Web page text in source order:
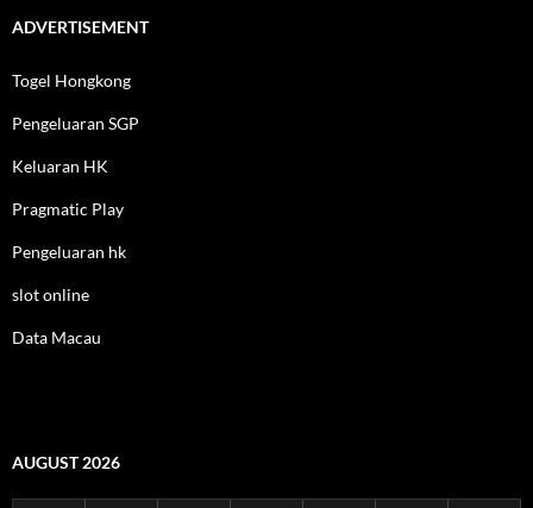
ADVERTISEMENT
Togel Hongkong
Pengeluaran SGP
Keluaran HK
Pragmatic Play
Pengeluaran hk
slot online
Data Macau
AUGUST 2026